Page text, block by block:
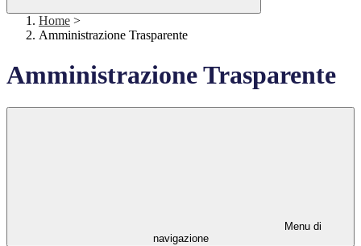
Home >
Amministrazione Trasparente
Amministrazione Trasparente
Menu di
navigazione